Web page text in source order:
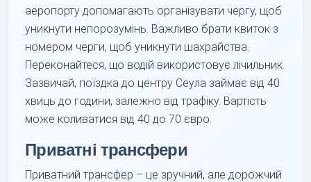
аеропорту допомагають організувати чергу, щоб
уникнути непорозумінь. Важливо брати квиток з
номером черги, щоб уникнути шахрайства.
Переконайтеся, що водій використовує лічильник.
Зазвичай, поїздка до центру Сеула займає від 40
хвиць до години, залежно від трафіку. Вартість
може коливатися від 40 до 70 євро.
Приватні трансфери
Приватний трансфер – це зручний, але дорожчий